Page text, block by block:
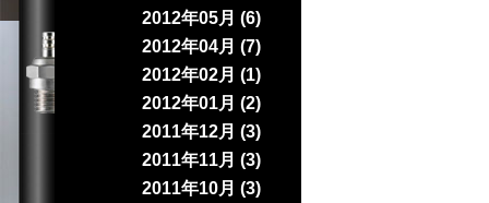
2012年05月 (6)
2012年04月 (7)
2012年02月 (1)
2012年01月 (2)
2011年12月 (3)
2011年11月 (3)
2011年10月 (3)